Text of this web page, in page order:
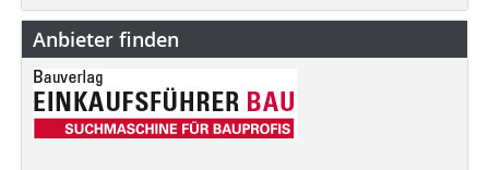
Anbieter finden